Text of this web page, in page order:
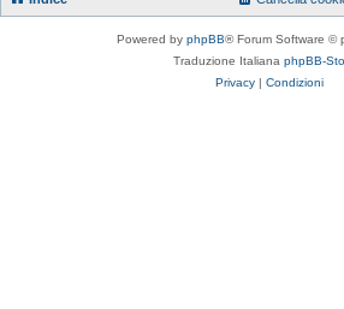
Powered by phpBB® Forum Software ©
Traduzione Italiana phpBB-
Privacy | Condizioni